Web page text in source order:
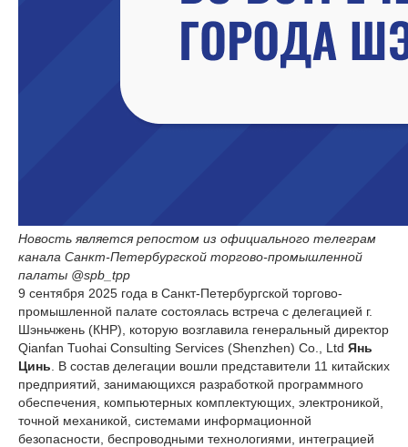
Новость является репостом из официального телеграм
канала Санкт-Петербургской торгово-промышленной
палаты @spb_tpp
9 сентября 2025 года в Санкт-Петербургской торгово-
промышленной палате состоялась встреча с делегацией г.
Шэньчжень (КНР), которую возглавила генеральный директор
Qianfan Tuohai Consulting Services (Shenzhen) Co., Ltd Янь
Цинь . В состав делегации вошли представители 11 китайских
предприятий, занимающихся разработкой программного
обеспечения, компьютерных комплектующих, электроникой,
точной механикой, системами информационной
безопасности, беспроводными технологиями, интеграцией